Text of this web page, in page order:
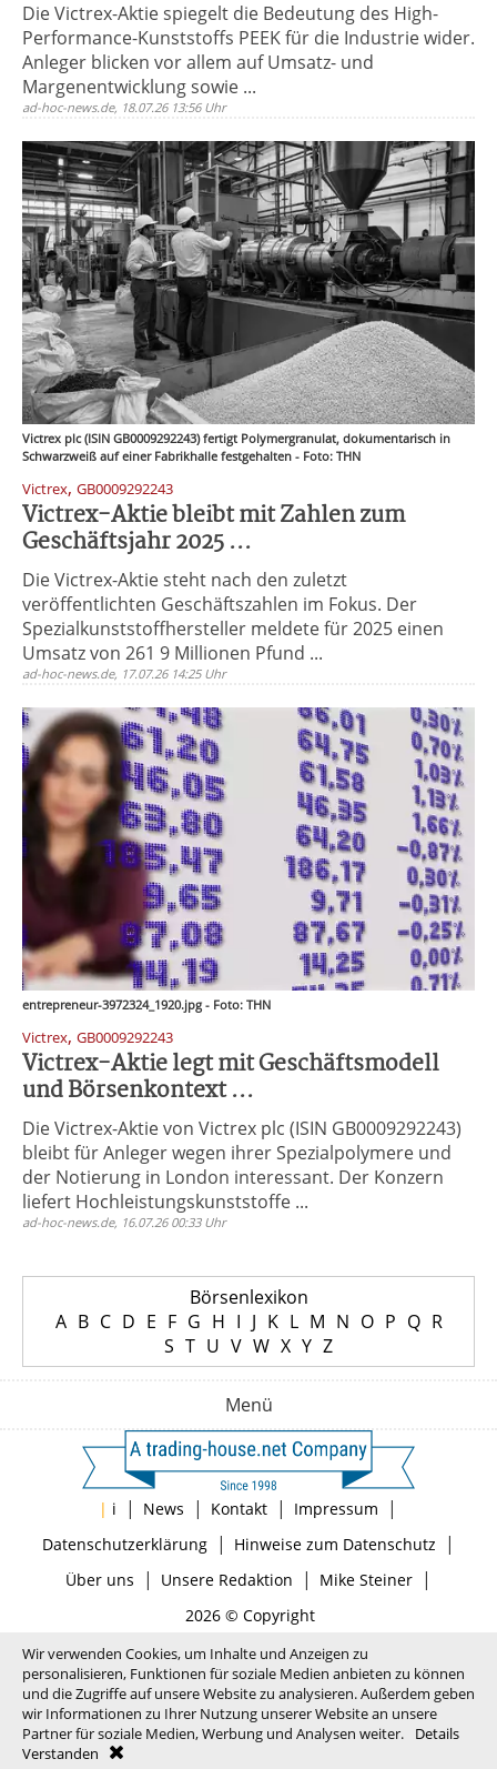
Die Victrex-Aktie spiegelt die Bedeutung des High-
Performance-Kunststoffs PEEK für die Industrie wider.
Anleger blicken vor allem auf Umsatz- und
Margenentwicklung sowie ...
ad-hoc-news.de, 18.07.26 13:56 Uhr
Victrex plc (ISIN GB0009292243) fertigt Polymergranulat, dokumentarisch in
Schwarzweiß auf einer Fabrikhalle festgehalten - Foto: THN
Victrex, GB0009292243
Victrex-Aktie bleibt mit Zahlen zum
Geschäftsjahr 2025 ...
Die Victrex-Aktie steht nach den zuletzt
veröffentlichten Geschäftszahlen im Fokus. Der
Spezialkunststoffhersteller meldete für 2025 einen
Umsatz von 261 9 Millionen Pfund ...
ad-hoc-news.de, 17.07.26 14:25 Uhr
entrepreneur-3972324_1920.jpg - Foto: THN
Victrex, GB0009292243
Victrex-Aktie legt mit Geschäftsmodell
und Börsenkontext ...
Die Victrex-Aktie von Victrex plc (ISIN GB0009292243)
bleibt für Anleger wegen ihrer Spezialpolymere und
der Notierung in London interessant. Der Konzern
liefert Hochleistungskunststoffe ...
ad-hoc-news.de, 16.07.26 00:33 Uhr
Börsenlexikon
A B C D E F G H I J K L M N O P Q R
S T U V W X Y Z
Menü
| i | News | Kontakt | Impressum |
Datenschutzerklärung| Hinweise zum Datenschutz |
Über uns | Unsere Redaktion | Mike Steiner|
2026 © Copyright
Wir verwenden Cookies, um Inhalte und Anzeigen zu
personalisieren, Funktionen für soziale Medien anbieten zu können
und die Zugriffe auf unsere Website zu analysieren. Außerdem geben
wir Informationen zu Ihrer Nutzung unserer Website an unsere
Partner für soziale Medien, Werbung und Analysen weiter.
Details
Verstanden